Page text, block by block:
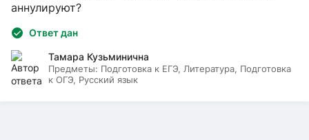
аннулируют?
Ответ дан
Тамара Кузьминична
Предметы: Подготовка к ЕГЭ, Литература, Подготовка
к ОГЭ, Русский язык